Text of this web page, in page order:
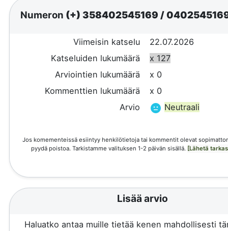
Numeron (+) 358402545169/
Viimeisin katselu
22.07.2026
Katseluiden lukumäärä
x 127
Arviointien lukumäärä
x 0
Kommenttien lukumäärä
x 0
Arvio
Neutraali
Jos komementeissä esiintyy henkilötietoja tai kommentit olevat
pyydä poistoa. Tarkistamme valituksen 1-2 päivän sisällä. [Lähetä
Lisää arvio
Haluatko antaa muille tietää kenen mahdollisesti